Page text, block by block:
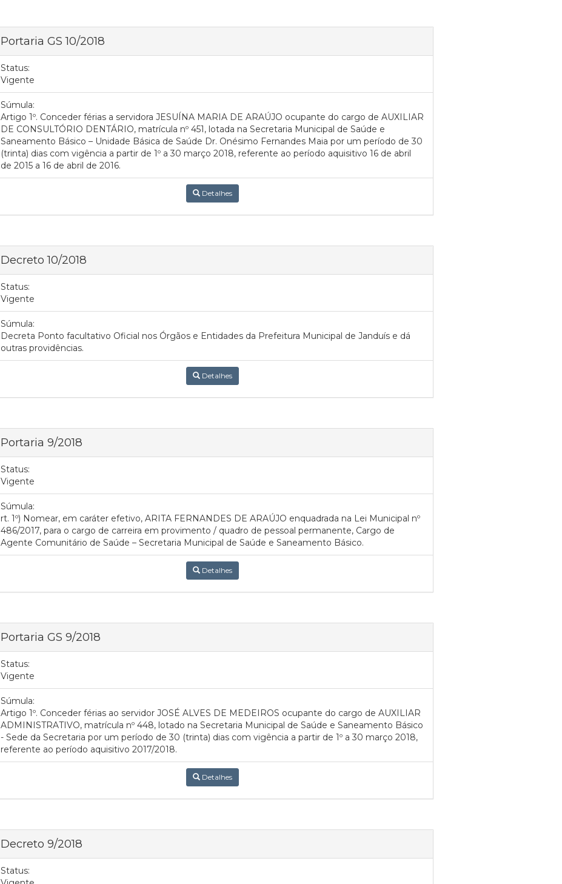
Portaria GS 10/2018
Status:
Vigente
Súmula:
Artigo 1º. Conceder férias a servidora JESUÍNA MARIA DE ARAÚJO ocupante do cargo de AUXILIAR
DE CONSULTÓRIO DENTÁRIO, matrícula nº 451, lotada na Secretaria Municipal de Saúde e
Saneamento Básico – Unidade Básica de Saúde Dr. Onésimo Fernandes Maia por um período de 30
(trinta) dias com vigência a partir de 1º a 30 março 2018, referente ao período aquisitivo 16 de abril
de 2015 a 16 de abril de 2016.
Detalhes
Decreto 10/2018
Status:
Vigente
Súmula:
Decreta Ponto facultativo Oficial nos Órgãos e Entidades da Prefeitura Municipal de Janduís e dá
outras providências.
Detalhes
Portaria 9/2018
Status:
Vigente
Súmula:
rt. 1º) Nomear, em caráter efetivo, ARITA FERNANDES DE ARAÚJO enquadrada na Lei Municipal nº
486/2017, para o cargo de carreira em provimento / quadro de pessoal permanente, Cargo de
Agente Comunitário de Saúde – Secretaria Municipal de Saúde e Saneamento Básico.
Detalhes
Portaria GS 9/2018
Status:
Vigente
Súmula:
Artigo 1º. Conceder férias ao servidor JOSÉ ALVES DE MEDEIROS ocupante do cargo de AUXILIAR
ADMINISTRATIVO, matrícula nº 448, lotado na Secretaria Municipal de Saúde e Saneamento Básico
- Sede da Secretaria por um período de 30 (trinta) dias com vigência a partir de 1º a 30 março 2018,
referente ao período aquisitivo 2017/2018.
Detalhes
Decreto 9/2018
Status: